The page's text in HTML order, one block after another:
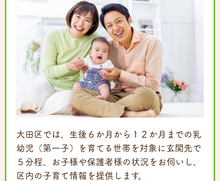
大田区では、生後６か月から１２か月までの乳
幼児（第一子）を育てる世帯を対象に玄関先で
５分程、お子様や保護者様の状況をお伺いし、
区内の子育て情報を提供します。